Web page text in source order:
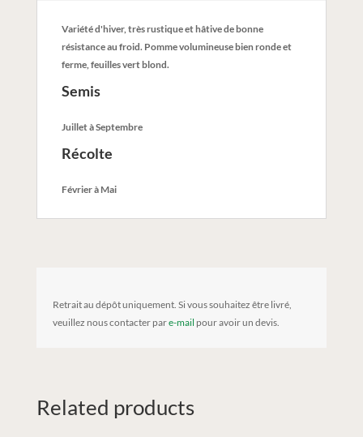
Variété d'hiver, très rustique et hâtive de bonne
résistance au froid. Pomme volumineuse bien ronde et
ferme, feuilles vert blond.
Semis
Juillet à Septembre
Récolte
Février à Mai
Retrait au dépôt uniquement. Si vous souhaitez être livré,
veuillez nous contacter pare-mail pour avoir un devis.
Related products